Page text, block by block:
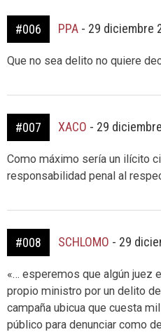
#006 PPA - 29 diciembre
Que no sea delito no quiere
#007 XACO - 29
Como máximo sería un ilícito
responsabilidad penal al
#008 SCHLOMO - 29
«… esperemos que algún juez
propio ministro por un delito
campaña ubicua que cuesta
público para denunciar como